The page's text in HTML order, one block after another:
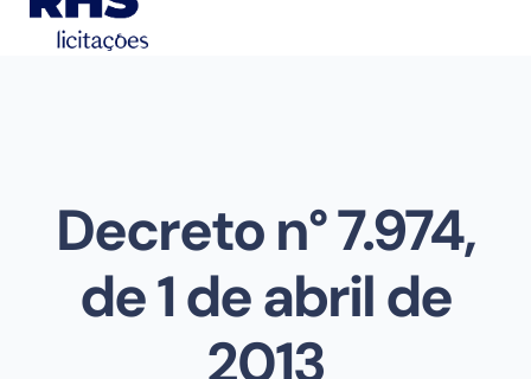
Decreto n° 7.974,
de 1 de abril de
2013